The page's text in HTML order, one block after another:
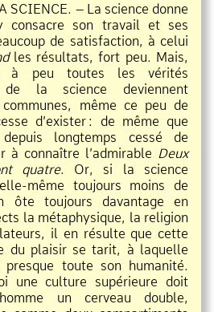
SCIENCE. – La science donne
consacre son travail et ses
de satisfaction, à celui
les résultats, fort peu. Mais,
à peu toutes les vérités
de la science deviennent
même ce peu de
d’exister :
de même que
longtemps cessé de
à connaître l’admirable Deux
quatre. Or, si la science
même toujours moins de
ôte toujours davantage en
la métaphysique, la religion
il en résulte que cette
du plaisir se tarit, à laquelle
presque toute son humanité.
une culture supérieure doit
un cerveau double,